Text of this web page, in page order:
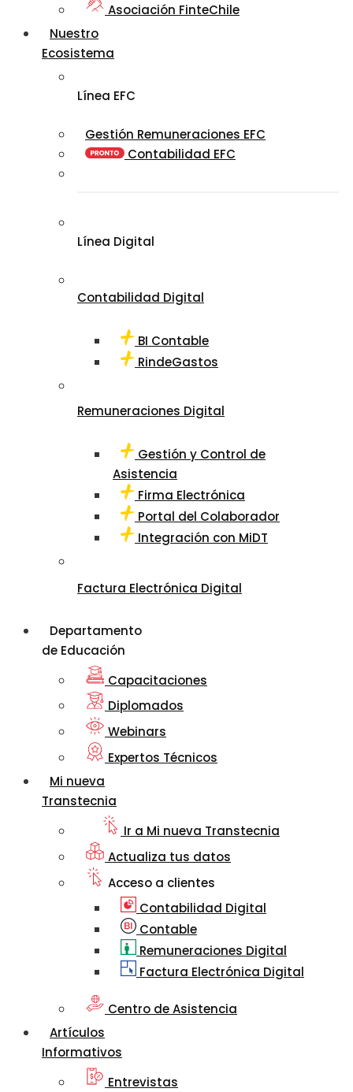
Asociación FinteChile
Nuestro
Ecosistema
Línea EFC
Gestión Remuneraciones EFC
Contabilidad EFC
Línea Digital
Contabilidad Digital
BI Contable
RindeGastos
Remuneraciones Digital
Gestión y Control de
Asistencia
Firma Electrónica
Portal del Colaborador
Integración con MiDT
Factura Electrónica Digital
Departamento
de Educación
Capacitaciones
Diplomados
Webinars
Expertos Técnicos
Mi nueva
Transtecnia
Ir a Mi nueva Transtecnia
Actualiza tus datos
Acceso a clientes
Contabilidad Digital
Contable
Remuneraciones Digital
Factura Electrónica Digital
Centro de Asistencia
Artículos
Informativos
Entrevistas